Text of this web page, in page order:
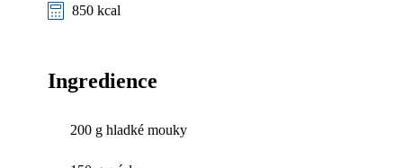
850 kcal
Ingredience
200 g hladké mouky